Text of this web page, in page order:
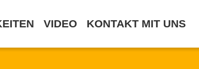
VIDEO KONTAKT MIT UNS